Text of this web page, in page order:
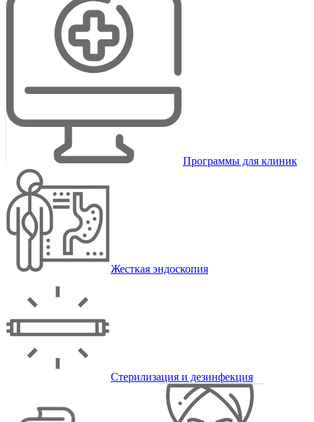
Программы для клиник
Жесткая эндоскопия
Стерилизация и дезинфекция